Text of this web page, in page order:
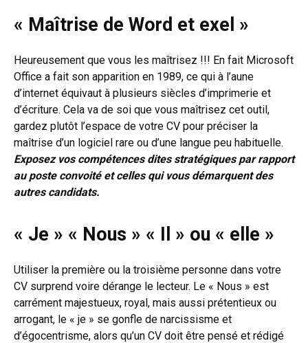
« Maîtrise de Word et exel »
Heureusement que vous les maîtrisez !!! En fait Microsoft
Office a fait son apparition en 1989, ce qui à l’aune
d’internet équivaut à plusieurs siècles d’imprimerie et
d’écriture. Cela va de soi que vous maîtrisez cet outil,
gardez plutôt l’espace de votre CV pour préciser la
maîtrise d’un logiciel rare ou d’une langue peu habituelle.
Exposez vos compétences dites stratégiques par rapport
au poste convoité et celles qui vous démarquent des
autres candidats.
« Je » « Nous » « Il » ou « elle »
Utiliser la première ou la troisième personne dans votre
CV surprend voire dérange le lecteur. Le « Nous » est
carrément majestueux, royal, mais aussi prétentieux ou
arrogant, le « je » se gonfle de narcissisme et
d’égocentrisme, alors qu’un CV doit être pensé et rédigé